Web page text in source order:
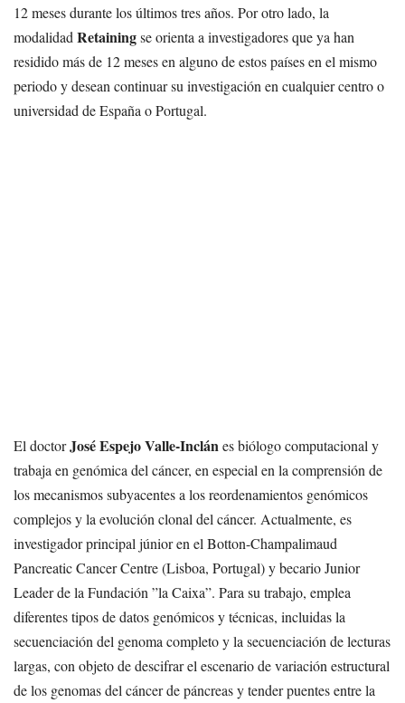
12 meses durante los últimos tres años. Por otro lado, la
modalidad Retainingse orienta a investigadores que ya han
residido más de 12 meses en alguno de estos países en el mismo
periodo y desean continuar su investigación en cualquier centro o
universidad de España o Portugal.
El doctorJosé Espejo Valle-Inclánes biólogo computacional y
trabaja en genómica del cáncer, en especial en la comprensión de
los mecanismos subyacentes a los reordenamientos genómicos
complejos y la evolución clonal del cáncer. Actualmente, es
investigador principal júnior en el Botton-Champalimaud
Pancreatic Cancer Centre (Lisboa, Portugal) y becario Junior
Leader de la Fundación ”la Caixa”. Para su trabajo, emplea
diferentes tipos de datos genómicos y técnicas, incluidas la
secuenciación del genoma completo y la secuenciación de lecturas
largas, con objeto de descifrar el escenario de variación estructural
de los genomas del cáncer de páncreas y tender puentes entre la